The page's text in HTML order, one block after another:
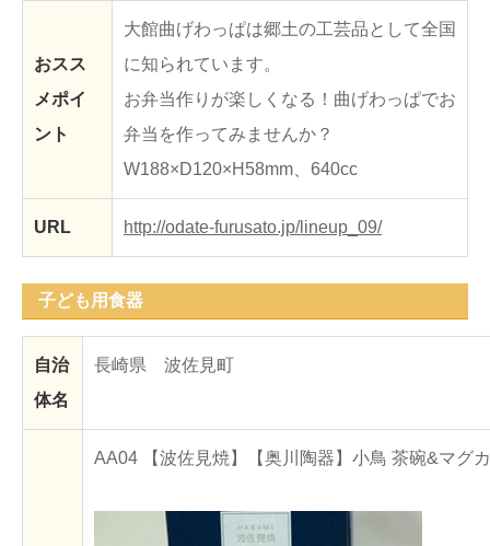
おスス
メポイ
ント
大館曲げわっぱは郷土の工芸品として全国
に知られています。
お弁当作りが楽しくなる！曲げわっぱでお
弁当を作ってみませんか？
W188×D120×H58mm、640cc
URL http://odate-furusato.jp/lineup_09/
子ども用食器
自治
体名
長崎県 波佐見町
AA04 【波佐見焼】【奥川陶器】小鳥 茶碗&マグ